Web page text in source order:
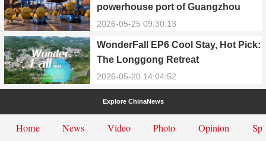
powerhouse port of Guangzhou
Nansha meets Thailand’s creamy
2026-05-25 09:30:13
WonderFall EP6 Cool Stay, Hot Pick:
The Longgong Retreat
2026-05-20 14:04:52
Explore ChinaNews
Home News Video Photo Opinion